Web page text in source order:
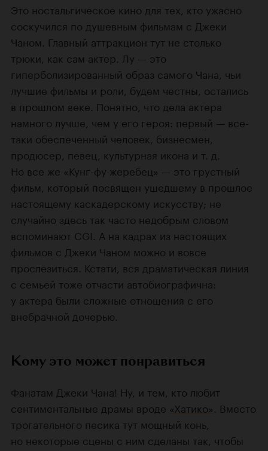
Это ностальгическое кино для тех, кто ужасно
соскучился по душевным фильмам с Джеки
Чаном. Главный аттракцион тут не столько
трюки, как сам актер. Лу — это
гиперболизированный образ самого Чана, чьи
лучшие фильмы и роли, будем честны, остались
в прошлом веке. Понятно, что дела актера
намного лучше, чем у его героя: первый — все-
таки обеспеченный человек, бизнесмен,
продюсер, певец, культурная икона и т. д.
Но все же «Кунг-фу-жеребец» — это грустный
фильм, который посвящен ушедшему в прошлое
настоящему каскадерскому искусству; не
случайно здесь так часто недобрым словом
вспоминают CGI. А на кадрах из настоящих
фильмов с Джеки Чаном можно и вовсе
прослезиться. Кстати, вся драматическая линия
с семьей тоже отчасти автобиографична:
у актера были сложные отношения с его
внебрачной дочерью.
Кому это может понравиться
Фанатам Джеки Чана! Ну, и тем, кто любит
сентиментальные драмы вроде «Хатико» . Вместо
трогательного песика тут мощный конь,
но некоторые сцены с ним сделаны так, чтобы